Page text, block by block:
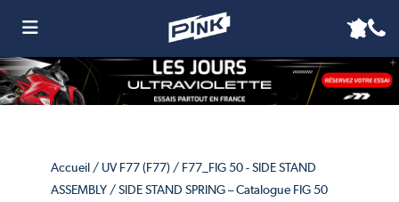
Accueil/ UV F77 (F77)/ F77_FIG 50 - SIDE STAND
ASSEMBLY/ SIDE STAND SPRING – Catalogue FIG 50